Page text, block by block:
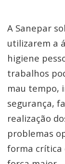
A Sanepar
utilizarem a
higiene
trabalhos
mau tempo,
segurança,
realização
problemas
forma crítica